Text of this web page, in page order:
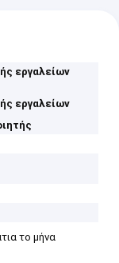
εργαλείων
εργαλείων
το μήνα